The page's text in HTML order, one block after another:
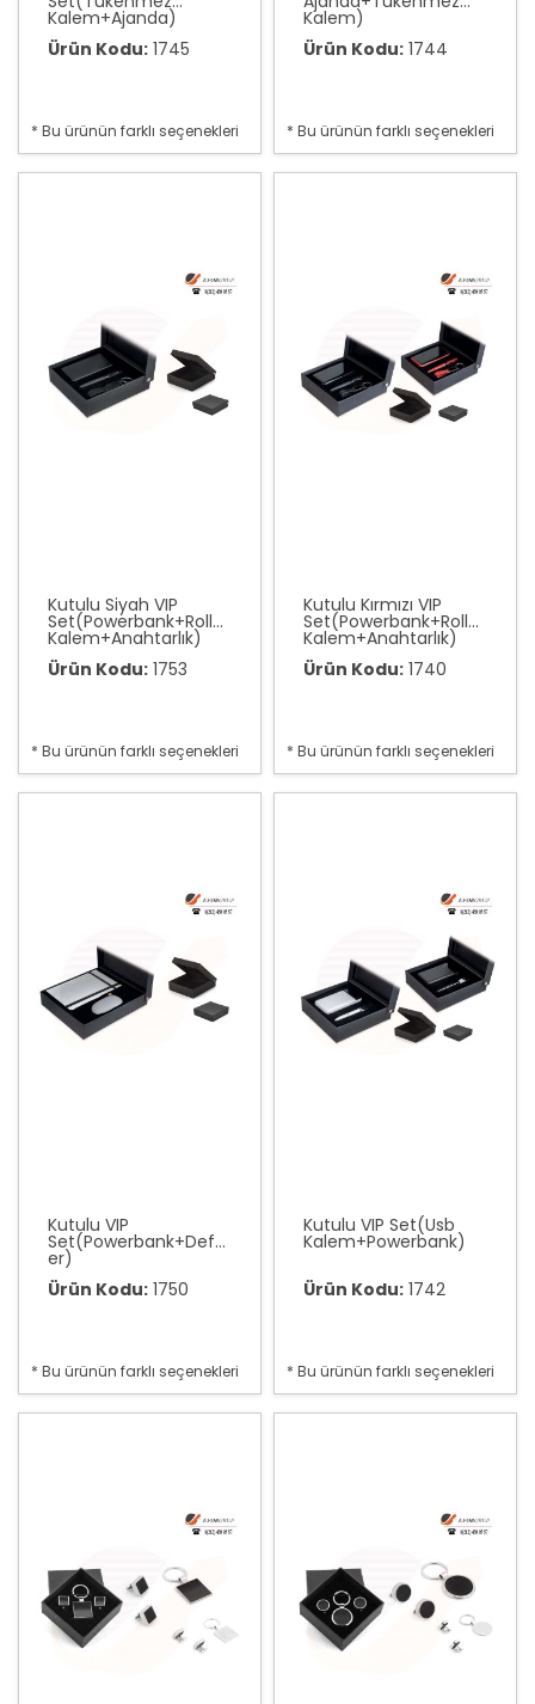
Kalem+Ajanda)
Ürün Kodu: 1745
* Bu ürünün farklı seçenekleri
Kalem)
Ürün Kodu: 1744
* Bu ürünün farklı seçenekleri
Kutulu Siyah VIP
Set(Powerbank+Roller
Kalem+Anahtarlık)
Ürün Kodu: 1753
* Bu ürünün farklı seçenekleri
Kutulu Kırmızı VIP
Set(Powerbank+Roller
Kalem+Anahtarlık)
Ürün Kodu: 1740
* Bu ürünün farklı seçenekleri
Kutulu VIP
Set(Powerbank+Deft
er)
Ürün Kodu: 1750
* Bu ürünün farklı seçenekleri
Kutulu VIP Set(Usb
Kalem+Powerbank)
Ürün Kodu: 1742
* Bu ürünün farklı seçenekleri